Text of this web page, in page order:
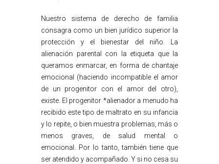
Nuestro sistema de derecho de familia
consagra como un bien jurídico superior la
protección y el bienestar del niño. La
alienación parental con la etiqueta que la
queramos enmarcar, en forma de chantaje
emocional (haciendo incompatible el amor
de un progenitor con el amor del otro),
existe. El progenitor *alienador a menudo ha
recibido este tipo de maltrato en su infancia
y lo repite, o bien muestra problemas, más o
menos graves, de salud mental o
emocional. Por lo tanto, también tiene que
ser atendido y acompañado. Y si no cesa su